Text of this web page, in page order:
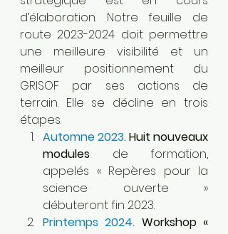
d’élaboration. Notre feuille de
route 2023-2024 doit permettre
une meilleure visibilité et un
meilleur positionnement du
GRISOF par ses actions de
terrain. Elle se décline en trois
étapes.
Automne 2023. Huit nouveaux
modules de formation,
appelés « Repères pour la
science ouverte »
débuteront fin 2023.
Printemps 2024. Workshop «